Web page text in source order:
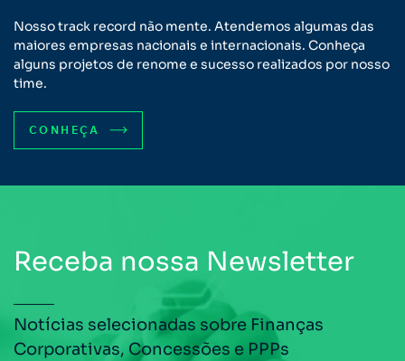
Nosso track record não mente. Atendemos algumas das
maiores empresas nacionais e internacionais. Conheça
alguns projetos de renome e sucesso realizados por nosso
time.
CONHEÇA
Receba nossa Newsletter
Notícias selecionadas sobre Finanças
Corporativas, Concessões e PPPs